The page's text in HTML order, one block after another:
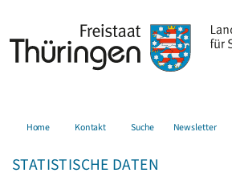
Home Kontakt Suche Newsletter
STATISTISCHE DATEN